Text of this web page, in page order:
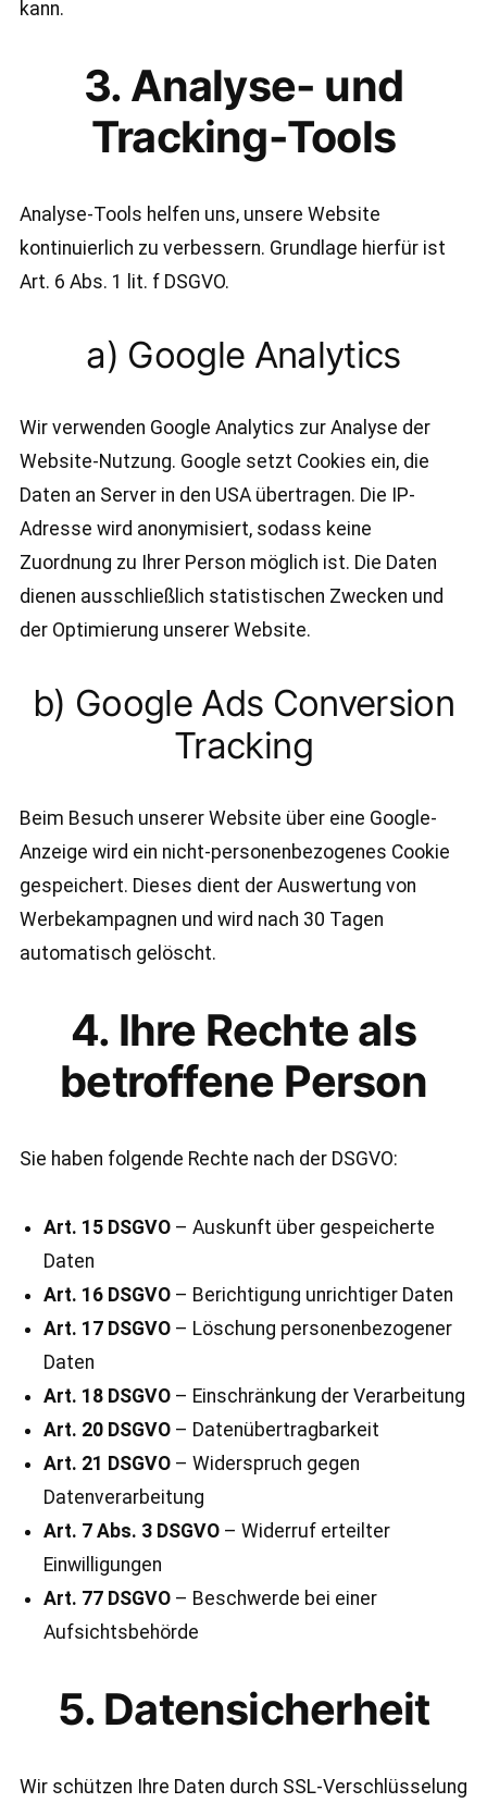
kann.
3. Analyse- und
Tracking-Tools
Analyse-Tools helfen uns, unsere Website
kontinuierlich zu verbessern. Grundlage hierfür ist
Art. 6 Abs. 1 lit. f DSGVO.
a) Google Analytics
Wir verwenden Google Analytics zur Analyse der
Website-Nutzung. Google setzt Cookies ein, die
Daten an Server in den USA übertragen. Die IP-
Adresse wird anonymisiert, sodass keine
Zuordnung zu Ihrer Person möglich ist. Die Daten
dienen ausschließlich statistischen Zwecken und
der Optimierung unserer Website.
b) Google Ads Conversion
Tracking
Beim Besuch unserer Website über eine Google-
Anzeige wird ein nicht-personenbezogenes Cookie
gespeichert. Dieses dient der Auswertung von
Werbekampagnen und wird nach 30 Tagen
automatisch gelöscht.
4. Ihre Rechte als
betroffene Person
Sie haben folgende Rechte nach der DSGVO:
Art. 15 DSGVO– Auskunft über gespeicherte
Daten
Art. 16 DSGVO– Berichtigung unrichtiger Daten
Art. 17 DSGVO– Löschung personenbezogener
Daten
Art. 18 DSGVO– Einschränkung der Verarbeitung
Art. 20 DSGVO– Datenübertragbarkeit
Art. 21 DSGVO– Widerspruch gegen
Datenverarbeitung
Art. 7 Abs. 3 DSGVO– Widerruf erteilter
Einwilligungen
Art. 77 DSGVO– Beschwerde bei einer
Aufsichtsbehörde
5. Datensicherheit
Wir schützen Ihre Daten durch SSL-Verschlüsselung